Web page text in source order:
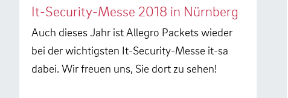
It-Security-Messe 2018 in Nürnberg
Auch dieses Jahr ist Allegro Packets wieder
bei der wichtigsten It-Security-Messe it-sa
dabei. Wir freuen uns, Sie dort zu sehen!